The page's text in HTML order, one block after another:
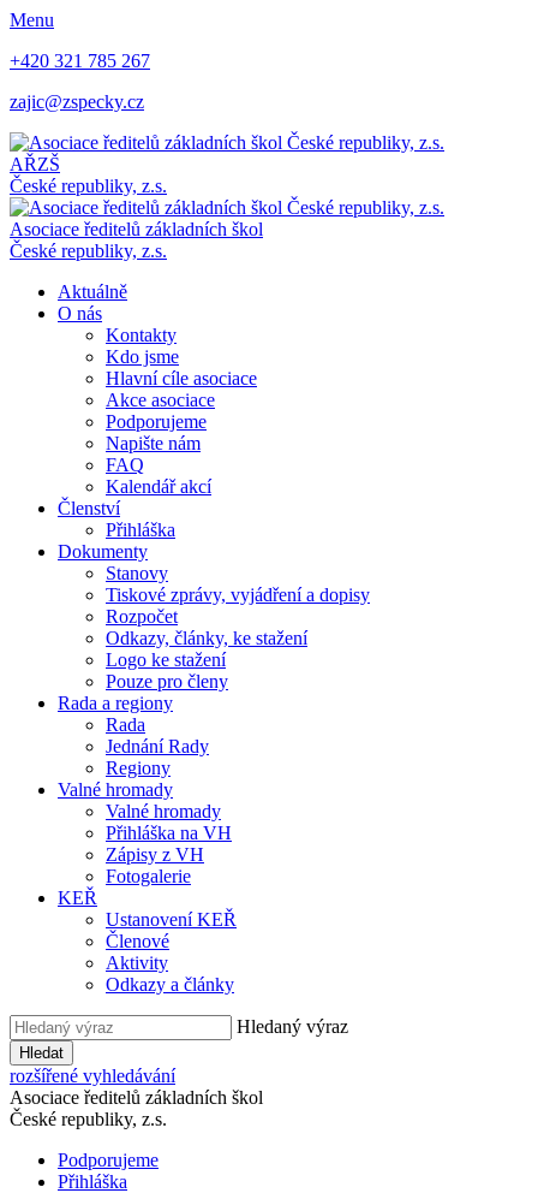
Menu
+420 321 785 267
zajic@zspecky.cz
AŘZŠ
České republiky, z.s.
Asociace ředitelů základních škol
České republiky, z.s.
Aktuálně
O nás
Kontakty
Kdo jsme
Hlavní cíle asociace
Akce asociace
Podporujeme
Napište nám
FAQ
Kalendář akcí
Členství
Přihláška
Dokumenty
Stanovy
Tiskové zprávy, vyjádření a dopisy
Rozpočet
Odkazy, články, ke stažení
Logo ke stažení
Pouze pro členy
Rada a regiony
Rada
Jednání Rady
Regiony
Valné hromady
Valné hromady
Přihláška na VH
Zápisy z VH
Fotogalerie
KEŘ
Ustanovení KEŘ
Členové
Aktivity
Odkazy a články
Hledaný výraz
Hledat
rozšířené vyhledávání
Asociace ředitelů základních škol
České republiky, z.s.
Podporujeme
Přihláška